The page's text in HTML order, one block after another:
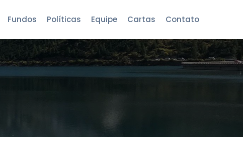
Fundos Políticas Equipe Cartas Contato